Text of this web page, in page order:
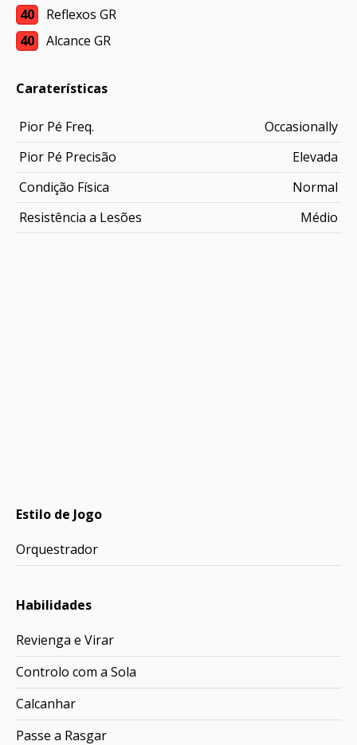
40
Reflexos GR
40
Alcance GR
Caraterísticas
Pior Pé Freq.
Occasionally
Pior Pé Precisão
Elevada
Condição Física
Normal
Resistência a Lesões
Médio
Estilo de Jogo
Orquestrador
Habilidades
Revienga e Virar
Controlo com a Sola
Calcanhar
Passe a Rasgar